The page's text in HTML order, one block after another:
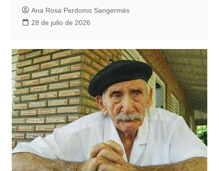
Ana Rosa Perdomo Sangermés
28 de julio de 2026